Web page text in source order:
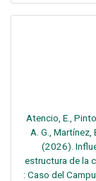
Atencio, E.,
A. G., Martínez,
(2026).
estructura de la
: Caso del